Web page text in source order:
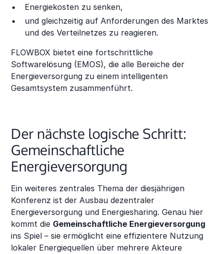
Energiekosten zu senken,
und gleichzeitig auf Anforderungen des Marktes
und des Verteilnetzes zu reagieren.
FLOWBOX bietet eine fortschrittliche
Softwarelösung (EMOS), die alle Bereiche der
Energieversorgung zu einem intelligenten
Gesamtsystem zusammenführt.
Der nächste logische Schritt:
Gemeinschaftliche
Energieversorgung
Ein weiteres zentrales Thema der diesjährigen
Konferenz ist der Ausbau dezentraler
Energieversorgung und Energiesharing. Genau hier
kommt die Gemeinschaftliche Energieversorgung
ins Spiel – sie ermöglicht eine effizientere Nutzung
lokaler Energiequellen über mehrere Akteure